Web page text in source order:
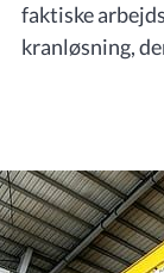
faktiske
kranløsning,